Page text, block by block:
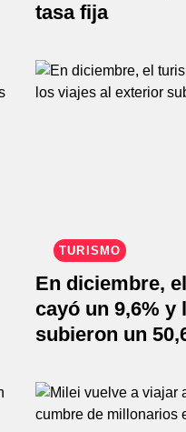
tasa fija
TURISMO
En diciembre,
cayó un 9,6%
subieron un